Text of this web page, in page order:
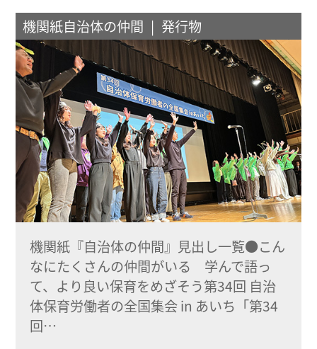
機関紙自治体の仲間 発行物
機関紙『自治体の仲間』見出し一覧●こん
なにたくさんの仲間がいる 学んで語っ
て、より良い保育をめざそう第34回 自治
体保育労働者の全国集会 in あいち「第34
回…